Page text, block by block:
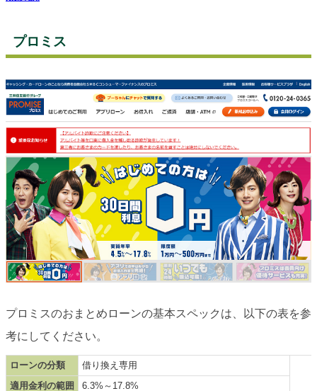
プロミス
プロミスのおまとめローンの基本スペックは、以下の表を参
考にしてください。
ローンの分類
借り換え専用
適用金利の範囲
6.3%～17.8%